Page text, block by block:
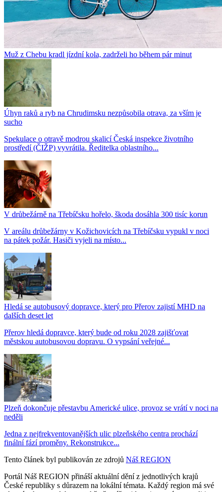
Muž z Chebu kradl jízdní kola, zadrželi ho během pár minut
Úhyn raků a ryb na Chrudimsku nezpůsobila otrava, za vším je
sucho
Spekulace o otravě modrou skalicí Česká inspekce životního
prostředí (ČIŽP) vyvrátila. Ředitelka oblastního...
V drůbežárně na Třebíčsku hořelo, škoda dosáhla 300 tisíc korun
V areálu drůbežárny v Kožichovicích na Třebíčsku vypukl v noci
na pátek požár. Hasiči vyjeli na místo...
Hledá se autobusový dopravce, který pro Přerov zajistí MHD na
dalších deset let
Přerov hledá dopravce, který bude od roku 2028 zajišťovat
městskou autobusovou dopravu. O vypsání veřejné...
Plzeň dokončuje přestavbu Americké ulice, provoz se vrátí v noci na
neděli
Jedna z nejfrekventovanějších ulic plzeňského centra prochází
finální fází proměny. Rekonstrukce...
Tento článek byl publikován ze zdrojů Náš REGION
Portál Náš REGION přináší aktuální dění z jednotlivých krajů
České republiky s důrazem na lokální témata. Každý region má své